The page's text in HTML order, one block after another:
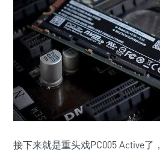
接下来就是重头戏PC005 Active了，